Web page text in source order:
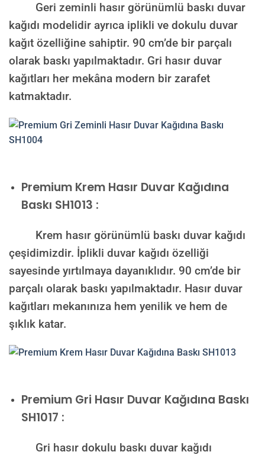
Geri zeminli hasır görünümlü baskı duvar
kağıdı modelidir ayrıca iplikli ve dokulu duvar
kağıt özelliğine sahiptir. 90 cm’de bir parçalı
olarak baskı yapılmaktadır. Gri hasır duvar
kağıtları her mekâna modern bir zarafet
katmaktadır.
Premium Krem Hasır Duvar Kağıdına
Baskı SH1013 :
Krem hasır görünümlü baskı duvar kağıdı
çeşidimizdir. İplikli duvar kağıdı özelliği
sayesinde yırtılmaya dayanıklıdır. 90 cm’de bir
parçalı olarak baskı yapılmaktadır. Hasır duvar
kağıtları mekanınıza hem yenilik ve hem de
şıklık katar.
Premium Gri Hasır Duvar Kağıdına Baskı
SH1017 :
Gri hasır dokulu baskı duvar kağıdı